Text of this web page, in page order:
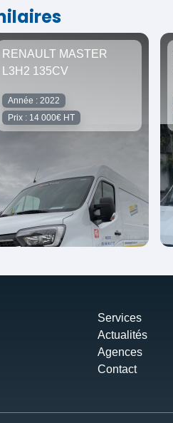
RENAULT MASTER
L3H2 135CV
Année : 2022
Prix : 14 000€ HT
Services
Actualités
Agences
Contact